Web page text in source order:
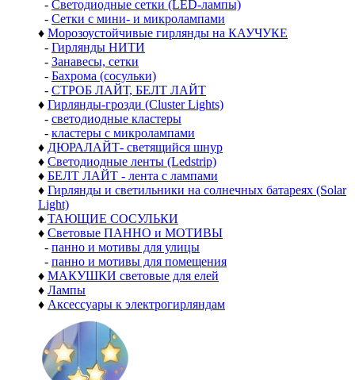
- Светодиодные сетки (LED-лампы)
- Сетки с мини- и микролампами
♦ Морозоустойчивые гирлянды на КАУЧУКЕ
- Гирлянды НИТИ
- Занавесы, сетки
- Бахрома (сосульки)
- СТРОБ ЛАЙТ, БЕЛТ ЛАЙТ
♦ Гирлянды-грозди (Cluster Lights)
- светодиодные кластеры
- кластеры с микролампами
♦ ДЮРАЛАЙТ- светящийся шнур
♦ Светодиодные ленты (Ledstrip)
♦ БЕЛТ ЛАЙТ - лента с лампами
♦ Гирлянды и светильники на солнечных батареях (Solar
Light)
♦ ТАЮЩИЕ СОСУЛЬКИ
♦ Световые ПАННО и МОТИВЫ
- панно и мотивы для улицы
- панно и мотивы для помещения
♦ МАКУШКИ световые для елей
♦ Лампы
♦ Аксессуары к электрогирляндам